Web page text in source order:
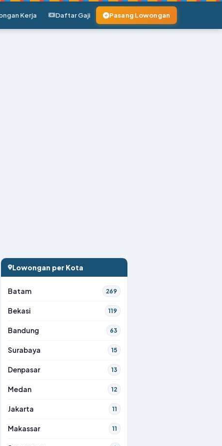
Kerja Daftar Gaji Pasang Lowongan
Lowongan per Kota
Batam 269
Bekasi 119
Bandung 63
Surabaya 15
Denpasar 13
Medan 12
Jakarta 11
Makassar 11